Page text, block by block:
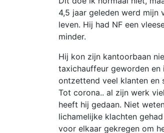
4,5 jaar geleden werd
leven. Hij had NF een
minder.
Hij kon zijn kantoorbaan
taxichauffeur geworden en
ontzettend veel klanten en
Tot corona.. al zijn werk
heeft hij gedaan. Niet
lichamelijke klachten
voor elkaar gekregen om